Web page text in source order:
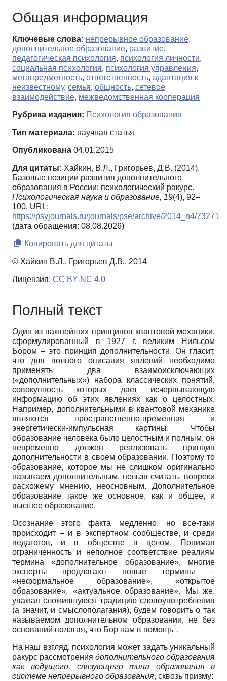
Общая информация
Ключевые слова: непрерывное образование,
дополнительное образование, развитие,
педагогическая психология, психология личности,
социальная психология, психология управления,
метапредметность, ответственность, адаптация к
неизвестному, семья, общность, сетевое
взаимодействие, межведомственная кооперация
Рубрика издания: Психология образования
Тип материала: научная статья
Опубликована 04.01.2015
Для цитаты: Хайкин, В.Л., Григорьев, Д.В. (2014).
Базовые позиции развития дополнительного
образования в России: психологический ракурс.
Психологическая наука и образование, 19(4), 92–
100. URL:
https://psyjournals.ru/journals/pse/archive/2014_n4/73271
(дата обращения: 08.08.2026)
Копировать для цитаты
© Хайкин В.Л., Григорьев Д.В., 2014
Лицензия: CC BY-NC 4.0
Полный текст
Один из важнейших принципов квантовой механики,
сформулированный в 1927 г. великим Нильсом
Бором – это принцип дополнительности. Он гласит,
что для полного описания явлений необходимо
применять два взаимоисключающих
(«дополнительных») набора классических понятий,
совокупность которых дает исчерпывающую
информацию об этих явлениях как о целостных.
Например, дополнительными в квантовой механике
являются пространственно-временная и
энергетически-импульсная картины. Чтобы
образование человека было целостным и полным, он
непременно должен реализовать принцип
дополнительности в своем образовании. Поэтому то
образование, которое мы не слишком оригинально
называем дополнительным, нельзя считать, вопреки
расхожему мнению, неосновным. Дополнительное
образование такое же основное, как и общее, и
высшее образование.
Осознание этого факта медленно, но все-таки
происходит – и в экспертном сообществе, и среди
педагогов, и в обществе в целом. Понимая
ограниченность и неполное соответствие реалиям
термина «дополнительное образование», многие
эксперты предлагают новые термины –
«неформальное образование», «открытое
образование», «актуальное образование». Мы же,
уважая сложившуюся традицию словоупотребления
(а значит, и смыслополагания), будем говорить о так
называемом дополнительном образовании, не без
оснований полагая, что Бор нам в помощь1.
На наш взгляд, психология может задать уникальный
ракурс рассмотрения дополнительного образования
как ведущего, связующего типа образования в
системе непрерывного образования, сквозь призму: